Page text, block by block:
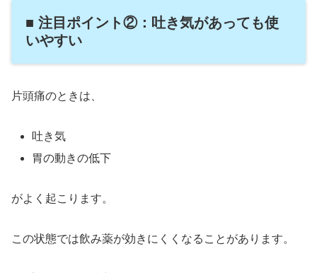
■ 注目ポイント②：吐き気があっても使
いやすい
片頭痛のときは、
吐き気
胃の動きの低下
がよく起こります。
この状態では飲み薬が効きにくくなることがあります。